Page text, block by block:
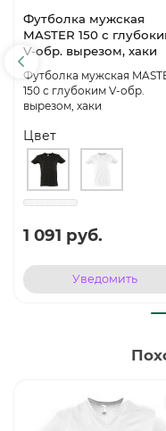
Футболка мужская
MASTER 150 с
V-обр. вырезом, хаки
Футболка мужская
150 с глубоким V-обр.
вырезом, хаки
Цвет
1 091 руб.
Уведомить